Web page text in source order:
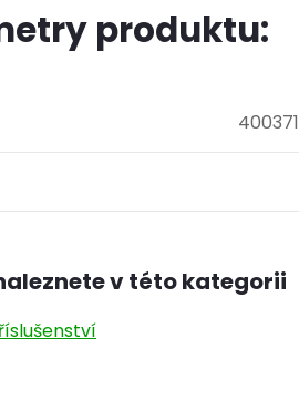
produktu:
v této kategorii